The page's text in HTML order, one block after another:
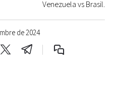
de 2024
Venezuela vs Brasil.